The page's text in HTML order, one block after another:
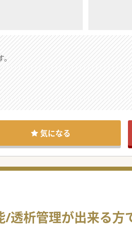
。
気になる
/透析管理が出来る